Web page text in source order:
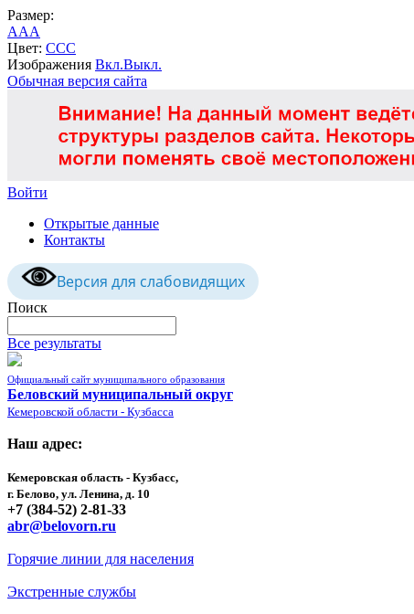
Размер:
AAA
Цвет: CCC
Изображения Вкл.Выкл.
Обычная версия сайта
Войти
Открытые данные
Контакты
Версия для слабовидящих
Поиск
Все результаты
Официальный сайт муниципального образования
Беловский муниципальный округ
Кемеровской области - Кузбасса
Наш адрес:
Кемеровская область - Кузбасс,
г. Белово, ул. Ленина, д. 10
+7 (384-52) 2-81-33
abr@belovorn.ru
Горячие линии для населения
Экстренные службы